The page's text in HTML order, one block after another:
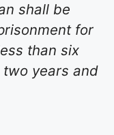
shall be
for
than six
years and